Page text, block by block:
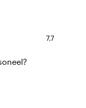
7,7